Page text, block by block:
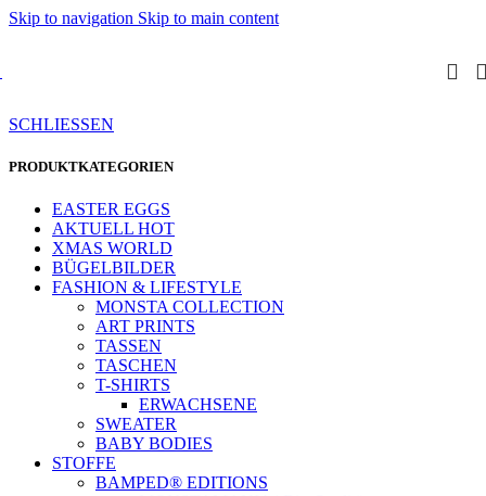
Skip to navigation Skip to main content
SCHLIESSEN
PRODUKTKATEGORIEN
EASTER EGGS
AKTUELL HOT
XMAS WORLD
BÜGELBILDER
FASHION & LIFESTYLE
MONSTA COLLECTION
ART PRINTS
TASSEN
TASCHEN
T-SHIRTS
ERWACHSENE
SWEATER
BABY BODIES
STOFFE
BAMPED® EDITIONS